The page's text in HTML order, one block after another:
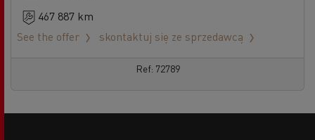
467 887 km
See the offer
skontaktuj się ze sprzedawcą
Ref: 72789